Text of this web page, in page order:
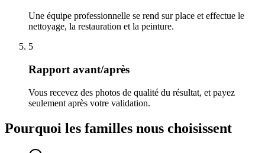
Une équipe professionnelle se rend sur place et effectue le
nettoyage, la restauration et la peinture.
5
Rapport avant/après
Vous recevez des photos de qualité du résultat, et payez
seulement après votre validation.
Pourquoi les familles nous choisissent